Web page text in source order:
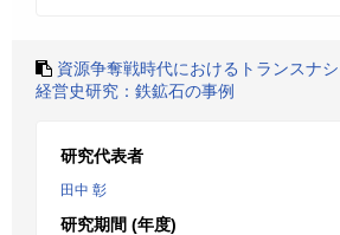
資源争奪戦時代におけるトランスナ
経営史研究：鉄鉱石の事例
研究代表者
田中 彰
研究期間 (年度)